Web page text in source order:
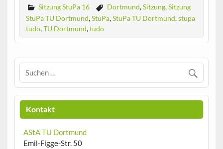
Sitzung StuPa 16 Dortmund,Sitzung,Sitzung
StuPa TU Dortmund,StuPa,StuPa TU Dortmund,stupa
tudo,TU Dortmund,tudo
Kontakt
AStA TU Dortmund
Emil-Figge-Str. 50